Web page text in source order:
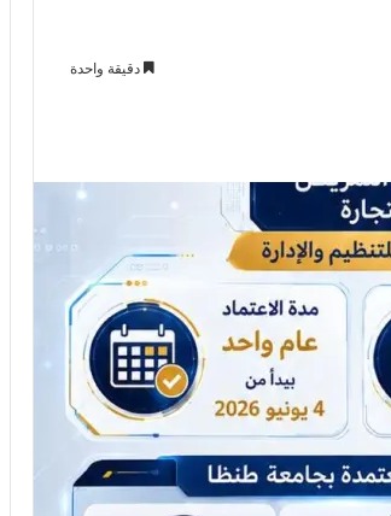
دقيقة واحدة